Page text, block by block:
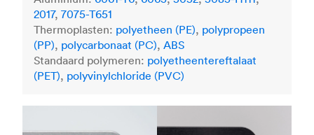
2017, 7075-T651
Thermoplasten: polyetheen (PE), polypropeen
(PP), polycarbonaat (PC), ABS
Standaard polymeren: polyetheentereftalaat
(PET), polyvinylchloride (PVC)